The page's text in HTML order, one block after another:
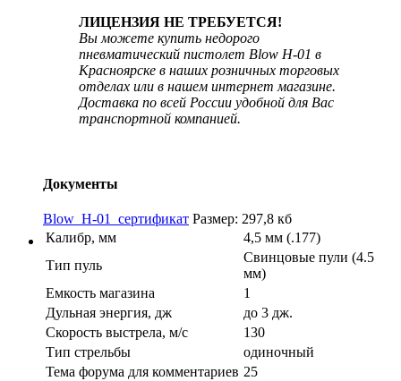
ЛИЦЕНЗИЯ НЕ ТРЕБУЕТСЯ!
Вы можете купить недорого
пневматический пистолет Blow H-01 в
Красноярске в наших розничных торговых
отделах или в нашем интернет магазине.
Доставка по всей России удобной для Вас
транспортной компанией.
Документы
Blow_H-01_сертификат Размер: 297,8 кб
Калибр, мм
4,5 мм (.177)
Тип пуль
Свинцовые пули (4.5
мм)
Емкость магазина
1
Дульная энергия, дж
до 3 дж.
Скорость выстрела, м/с
130
Тип стрельбы
одиночный
Тема форума для комментариев 25